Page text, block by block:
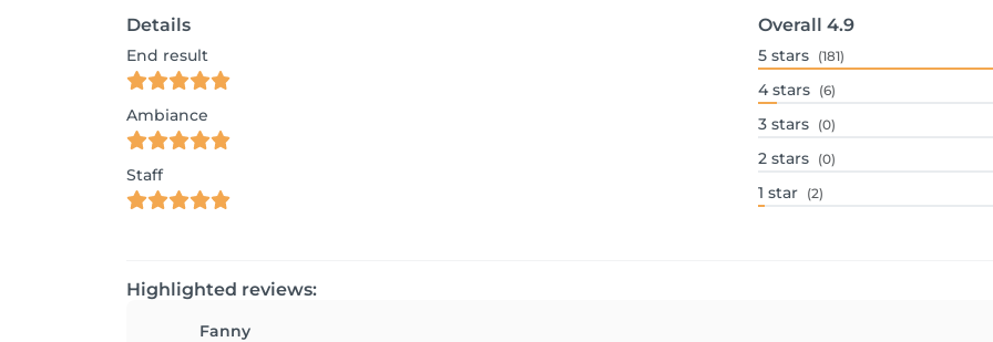
Details
End result
Ambiance
Staff
Overall 4.9
5 stars (181)
4 stars (6)
3 stars (0)
2 stars (0)
1 star (2)
Highlighted reviews:
Fanny